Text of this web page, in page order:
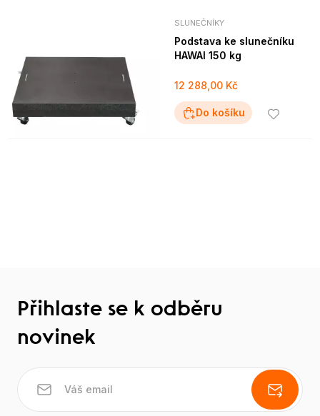
SLUNEČNÍKY
Podstava ke slunečníku
HAWAI 150 kg
12 288,00 Kč
Do košíku
Přihlaste se k odběru
novinek